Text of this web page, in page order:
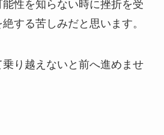
性を知らない時に挫折を受
する苦しみだと思います。
乗り越えないと前へ進めませ